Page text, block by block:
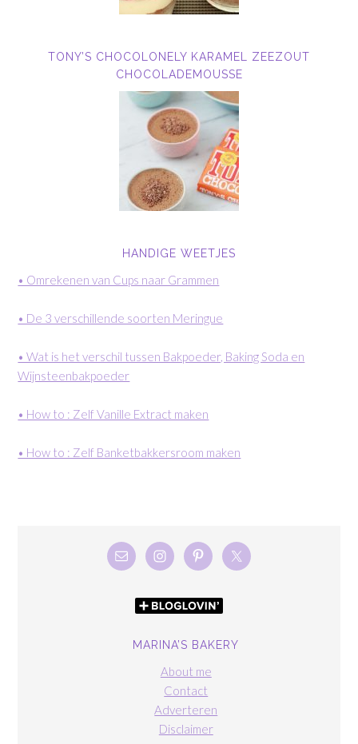
TONY’S CHOCOLONELY KARAMEL ZEEZOUT
CHOCOLADEMOUSSE
HANDIGE WEETJES
• Omrekenen van Cups naar Grammen
• De 3 verschillende soorten Meringue
• Wat is het verschil tussen Bakpoeder, Baking Soda en
Wijnsteenbakpoeder
• How to : Zelf Vanille Extract maken
• How to : Zelf Banketbakkersroom maken
MARINA’S BAKERY
About me
Contact
Adverteren
Disclaimer